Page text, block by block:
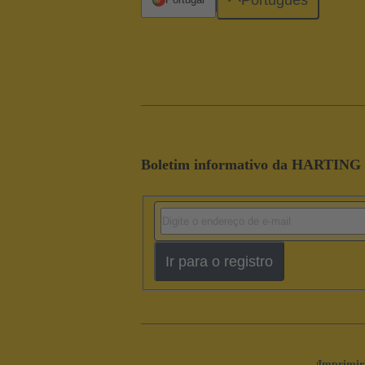
Boletim informativo da HARTING
Ir para o registro